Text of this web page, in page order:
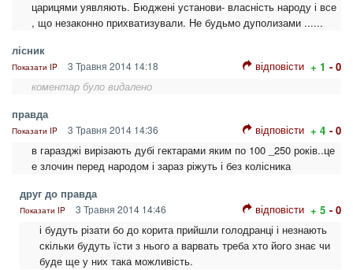
царицями уявляють. Бюджені установи- власність народу і все
, що незаконно прихватизували. Не будьмо дуполизами ......
лісник
Показати IP 3 Травня 2014 14:18 відповісти + 1 - 0
коментар було видалено
правда
Показати IP 3 Травня 2014 14:36 відповісти + 4 - 0
в гаразджі вирізають дубі гектарами яким по 100 _250 років..це
е злочин перед народом і зараз ріжуть і без колісника
друг до правда
Показати IP 3 Травня 2014 14:46 відповісти + 5 - 0
і будуть різати бо до корита прийшли голодранці і незнають
скільки будуть їсти з нього а варвать треба хто його знає чи
буде ще у них така можливість.